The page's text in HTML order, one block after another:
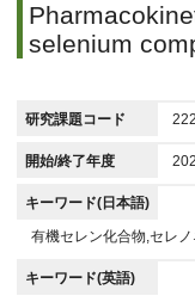
selenium
研究課題コード
開始/終了年度
キーワード(日本語)
有機セレン化合物,セレ
キーワード(英語)